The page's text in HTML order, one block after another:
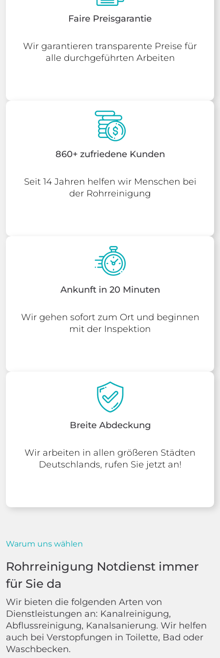
Faire Preisgarantie
Wir garantieren transparente Preise für
alle durchgeführten Arbeiten
860+ zufriedene Kunden
Seit 14 Jahren helfen wir Menschen bei
der Rohrreinigung
Ankunft in 20 Minuten
Wir gehen sofort zum Ort und beginnen
mit der Inspektion
Breite Abdeckung
Wir arbeiten in allen größeren Städten
Deutschlands, rufen Sie jetzt an!
Warum uns wählen
Rohrreinigung Notdienst immer
für Sie da
Wir bieten die folgenden Arten von
Dienstleistungen an: Kanalreinigung,
Abflussreinigung, Kanalsanierung. Wir helfen
auch bei Verstopfungen in Toilette, Bad oder
Waschbecken.